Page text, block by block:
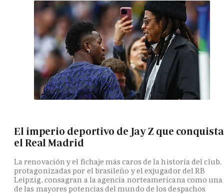
El imperio deportivo de Jay Z que conquista
el Real Madrid
La renovación y el fichaje más caros de la historia del club,
protagonizadas por el brasileño y el exjugador del RB
Leipzig, consagran a la agencia norteamericana como una
de las mayores potencias del mundo de los despachos